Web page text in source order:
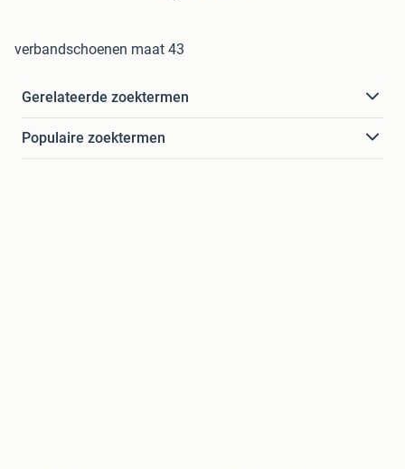
verbandschoenen maat 43
Gerelateerde zoektermen
Populaire zoektermen